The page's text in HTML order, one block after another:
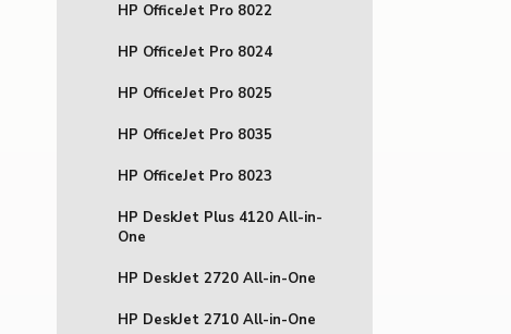
HP OfficeJet Pro 8022
HP OfficeJet Pro 8024
HP OfficeJet Pro 8025
HP OfficeJet Pro 8035
HP OfficeJet Pro 8023
HP DeskJet Plus 4120 All-in-
One
HP DeskJet 2720 All-in-One
HP DeskJet 2710 All-in-One